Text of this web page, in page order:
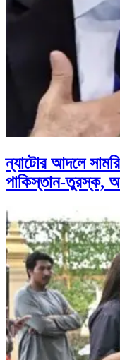
ন্যাটোর আদলে
পাকিস্তান-তুরস্ক,